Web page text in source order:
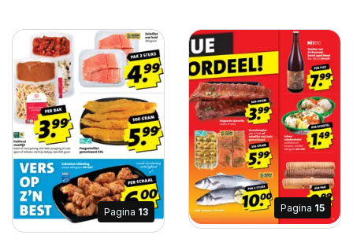
Pagina 13 Pagina 15